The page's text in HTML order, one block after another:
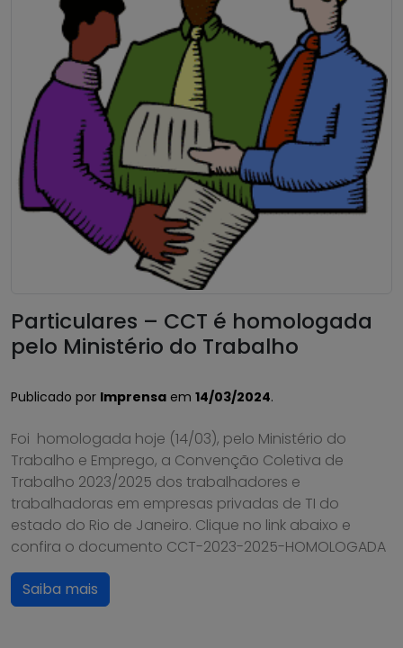
Particulares – CCT é homologada
pelo Ministério do Trabalho
Publicado por Imprensa em 14/03/2024.
Foi homologada hoje (14/03), pelo Ministério do
Trabalho e Emprego, a Convenção Coletiva de
Trabalho 2023/2025 dos trabalhadores e
trabalhadoras em empresas privadas de TI do
estado do Rio de Janeiro. Clique no link abaixo e
confira o documento CCT-2023-2025-HOMOLOGADA
Saiba mais